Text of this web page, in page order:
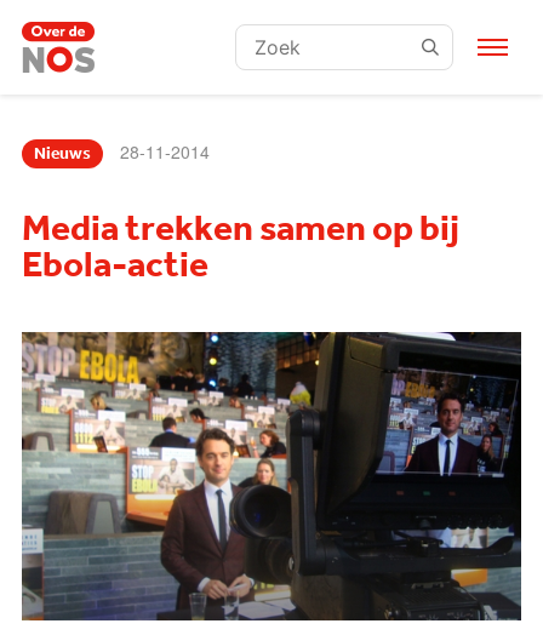
Zoeken:
Nieuws 28-11-2014
Media trekken samen op bij
Ebola-actie